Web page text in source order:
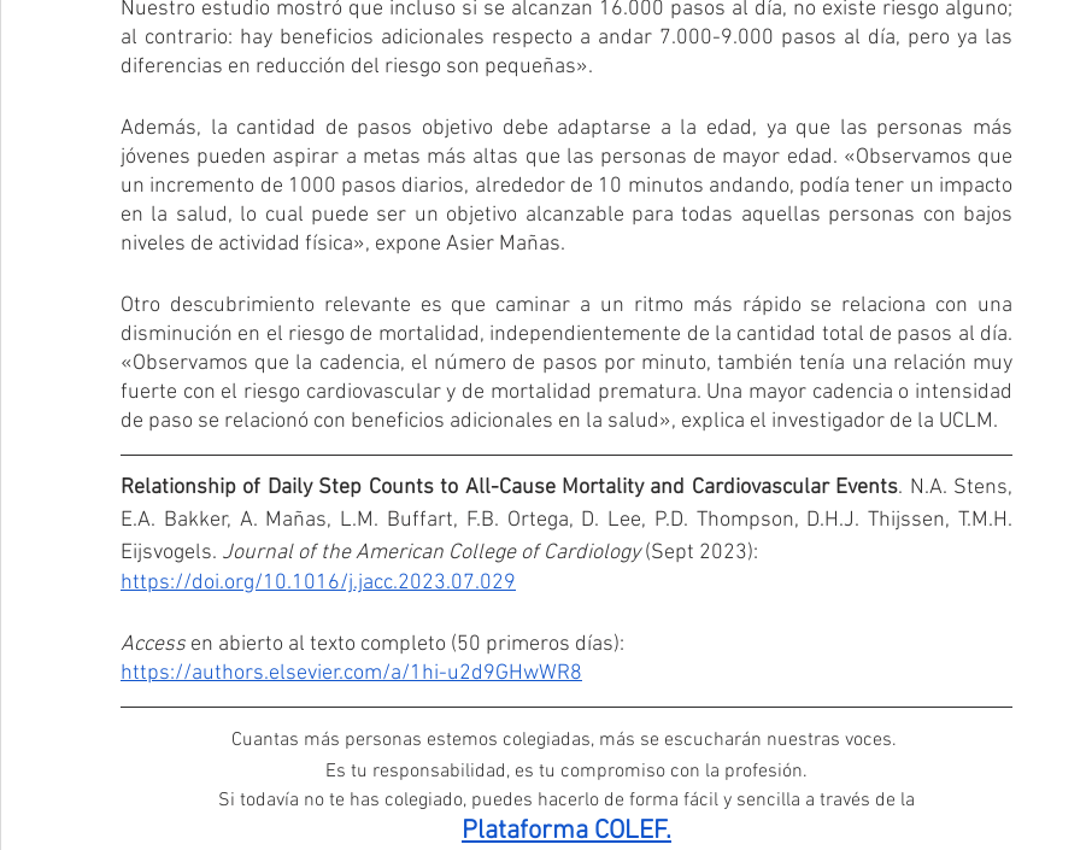
Nuestro estudio mostró que incluso si se alcanzan 16.000 pasos al día, no existe riesgo alguno;
al contrario: hay beneficios adicionales respecto a andar 7.000-9.000 pasos al día, pero ya las
diferencias en reducción del riesgo son pequeñas».
Además, la cantidad de pasos objetivo debe adaptarse a la edad, ya que las personas más
jóvenes pueden aspirar a metas más altas que las personas de mayor edad. «Observamos que
un incremento de 1000 pasos diarios, alrededor de 10 minutos andando, podía tener un impacto
en la salud, lo cual puede ser un objetivo alcanzable para todas aquellas personas con bajos
niveles de actividad física», expone Asier Mañas.
Otro descubrimiento relevante es que caminar a un ritmo más rápido se relaciona con una
disminución en el riesgo de mortalidad, independientemente de la cantidad total de pasos al día.
«Observamos que la cadencia, el número de pasos por minuto, también tenía una relación muy
fuerte con el riesgo cardiovascular y de mortalidad prematura. Una mayor cadencia o intensidad
de paso se relacionó con beneficios adicionales en la salud», explica el investigador de la UCLM.
Relationship of Daily Step Counts to All-Cause Mortality and Cardiovascular Events. N.A. Stens,
E.A. Bakker, A. Mañas, L.M. Buffart, F.B. Ortega, D. Lee, P.D. Thompson, D.H.J. Thijssen, T.M.H.
Eijsvogels. Journal of the American College of Cardiology (Sept 2023):
https://doi.org/10.1016/j.jacc.2023.07.029
Access en abierto al texto completo (50 primeros días):
https://authors.elsevier.com/a/1hi-u2d9GHwWR8
Cuantas más personas estemos colegiadas, más se escucharán nuestras voces.
Es tu responsabilidad, es tu compromiso con la profesión.
Si todavía no te has colegiado, puedes hacerlo de forma fácil y sencilla a través de la
Plataforma COLEF.